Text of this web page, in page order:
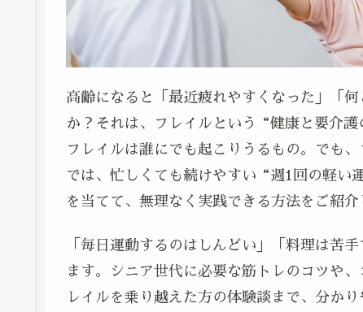
高齢になると「最近疲れやすくなった」「
か？それは、フレイルという“健康と要介
フレイルは誰にでも起こりうるもの。でも
では、忙しくても続けやすい“週1回の軽
を当てて、無理なく実践できる方法をご紹介
「毎日運動するのはしんどい」「料理は苦
ます。シニア世代に必要な筋トレのコツや
レイルを乗り越えた方の体験談まで、分かり